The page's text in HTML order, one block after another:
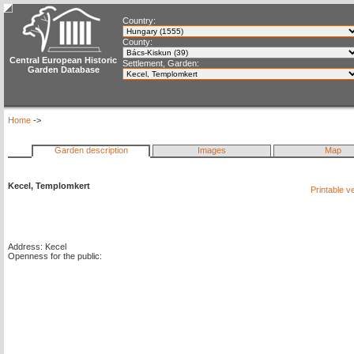
Central European Historic
Garden Database
Country:
County:
Settlement, Garden:
Home ->
Garden description Images Map
Kecel, Templomkert Printable
Address: Kecel
Openness for the public: